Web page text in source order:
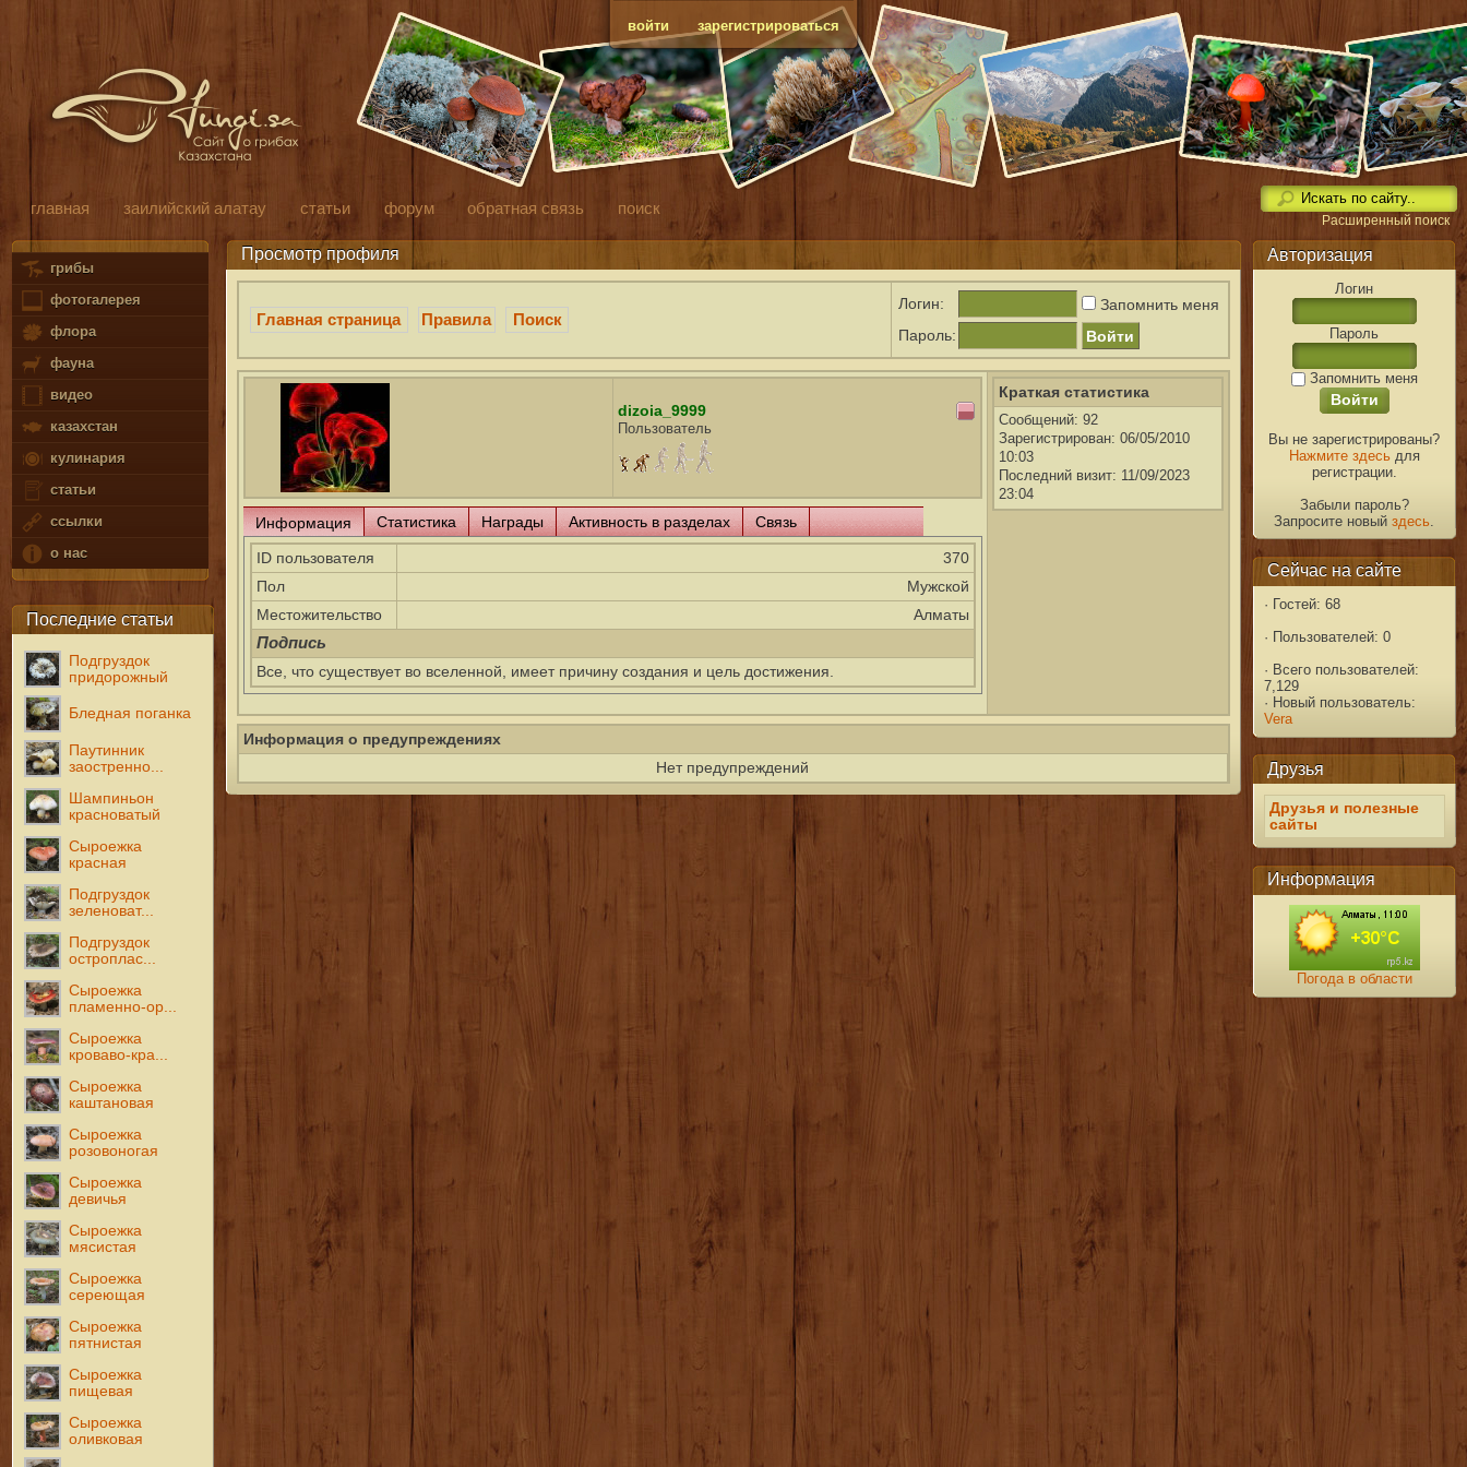
войти зарегистрироваться
главная заилийский алатау статьи форум обратная связь поиск
Расширенный поиск
грибы
фотогалерея
флора
фауна
видео
казахстан
кулинария
статьи
ссылки
о нас
Последние статьи
Подгруздок
придорожный
Бледная поганка
Паутинник
заостренно...
Шампиньон
красноватый
Сыроежка
красная
Подгруздок
зеленоват...
Подгруздок
остроплас...
Сыроежка
пламенно-ор...
Сыроежка
кроваво-кра...
Сыроежка
каштановая
Сыроежка
розовоногая
Сыроежка
девичья
Сыроежка
мясистая
Сыроежка
сереющая
Сыроежка
пятнистая
Сыроежка
пищевая
Сыроежка
оливковая
Авторизация
Логин
Пароль
Запомнить меня
Вы не зарегистрированы?
Нажмите здесьдля
регистрации.
Забыли пароль?
Запросите новыйздесь
Сейчас на сайте
· Гостей: 68
· Пользователей: 0
· Всего пользователей:
7,129
· Новый пользователь:
Vera
Друзья
Друзья и полезные
сайты
Информация
Погода в области
Просмотр профиля
Главная страница Правила Поиск
Логин:
Запомнить меня
Пароль:
dizoia_9999
Пользователь
Информация Статистика Награды Активность в разделах Связь
ID пользователя
370
Пол
Мужской
Местожительство
Алматы
Подпись
Все, что существует во вселенной, имеет причину создания и цель достижения.
Краткая статистика
Сообщений: 92
Зарегистрирован: 06/05/2010
10:03
Последний визит: 11/09/2023
23:04
Информация о предупреждениях
Нет предупреждений